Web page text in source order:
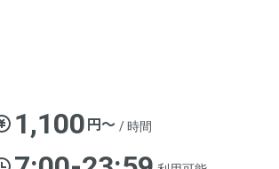
1,100 円〜 / 時間